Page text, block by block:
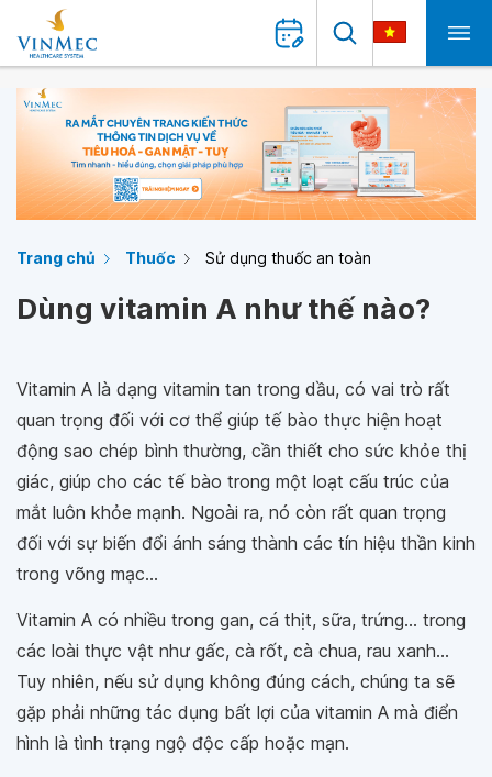
Trang chủ Thuốc Sử dụng thuốc an toàn
Dùng vitamin A như thế nào?
Vitamin A là dạng vitamin tan trong dầu, có vai trò rất
quan trọng đối với cơ thể giúp tế bào thực hiện hoạt
động sao chép bình thường, cần thiết cho sức khỏe thị
giác, giúp cho các tế bào trong một loạt cấu trúc của
mắt luôn khỏe mạnh. Ngoài ra, nó còn rất quan trọng
đối với sự biến đổi ánh sáng thành các tín hiệu thần kinh
trong võng mạc...
Vitamin A có nhiều trong gan, cá thịt, sữa, trứng... trong
các loài thực vật như gấc, cà rốt, cà chua, rau xanh...
Tuy nhiên, nếu sử dụng không đúng cách, chúng ta sẽ
gặp phải những tác dụng bất lợi của vitamin A mà điển
hình là tình trạng ngộ độc cấp hoặc mạn.